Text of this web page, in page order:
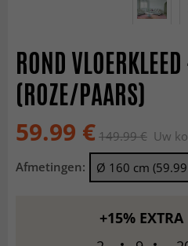
ROND
(ROZE/PAARS)
59.99 € 149.99 € Uw
Afmetingen:
+15%